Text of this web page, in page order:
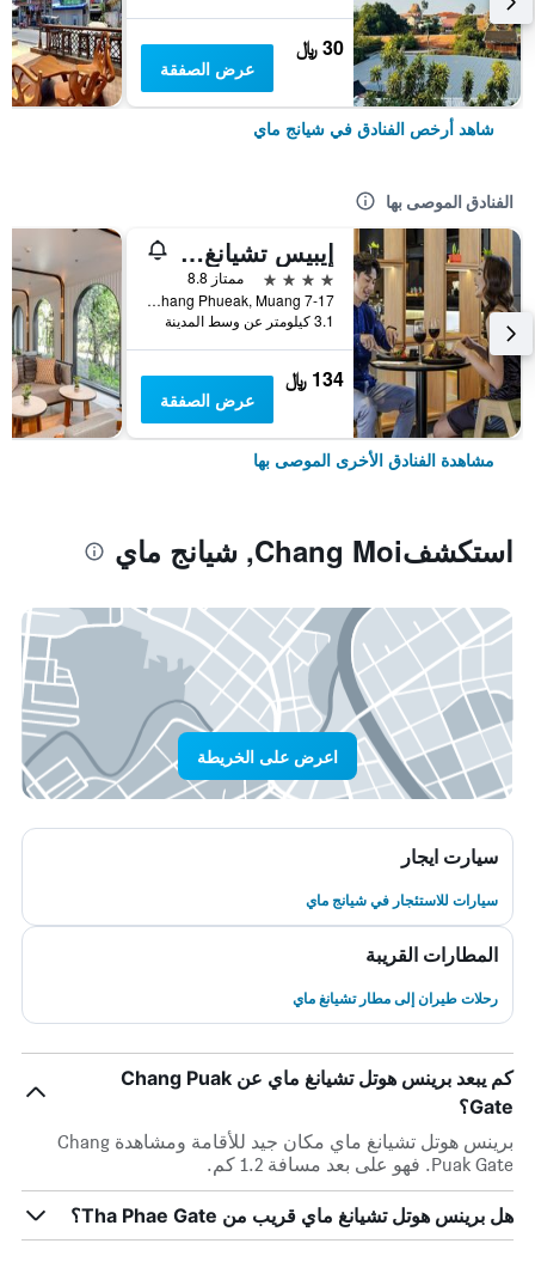
30 ﷼
عرض الصفقة
شاهد أرخص الفنادق في شيانج ماي
الفنادق الموصى بها
إيبيس تشيانغ ماي نيمان جورنيوب
4 نجوم
ممتاز 8.8
7-17 Moo 2, Huay Kaew Road Chang Phueak, Muang, شيانج ماي, تايلاند
3.1 كيلومتر عن وسط المدينة
134 ﷼
عرض الصفقة
مشاهدة الفنادق الأخرى الموصى بها
استكشفChang Moi, شيانج ماي
اعرض على الخريطة
سيارت ايجار
سيارات للاستئجار في شيانج ماي
المطارات القريبة
رحلات طيران إلى مطار تشيانغ ماي
كم يبعد برينس هوتل تشيانغ ماي عن Chang Puak
Gate؟
برينس هوتل تشيانغ ماي مكان جيد للأقامة ومشاهدة Chang
Puak Gate. فهو على بعد مسافة 1.2 كم.
هل برينس هوتل تشيانغ ماي قريب من Tha Phae Gate؟